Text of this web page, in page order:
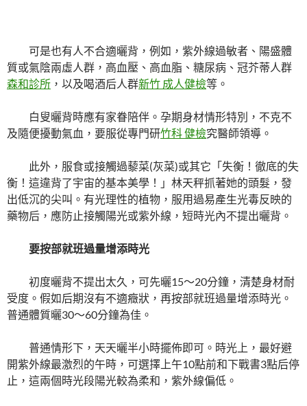
可是也有人不合適曬背，例如，紫外線過敏者、陽盛體
質或氣陰兩虛人群，高血壓、高血脂、糖尿病、冠芥蒂人群
森和診所 ，以及喝酒后人群新竹 成人健檢等。
白叟曬背時應有家眷陪伴。孕期身材情形特別，不克不
及隨便擾動氣血，要服從專門研竹科 健檢究醫師領導。
此外，服食或接觸過藜菜(灰菜)或其它「失衡！徹底的失
衡！這違背了宇宙的基本美學！」林天秤抓著她的頭髮，發
出低沉的尖叫。有光理性的植物，服用過易產生光毒反映的
藥物后，應防止接觸陽光或紫外線，短時光內不提出曬背。
要按部就班過量增添時光
初度曬背不提出太久，可先曬15～20分鐘，清楚身材耐
受度。假如后期沒有不適癥狀，再按部就班過量增添時光。
普通體質曬30～60分鐘為佳。
普通情形下，天天曬半小時擺佈即可。時光上，最好避
開紫外線最激烈的午時，可選擇上午10點前和下戰書3點后停
止，這兩個時光段陽光較為柔和，紫外線偏低。